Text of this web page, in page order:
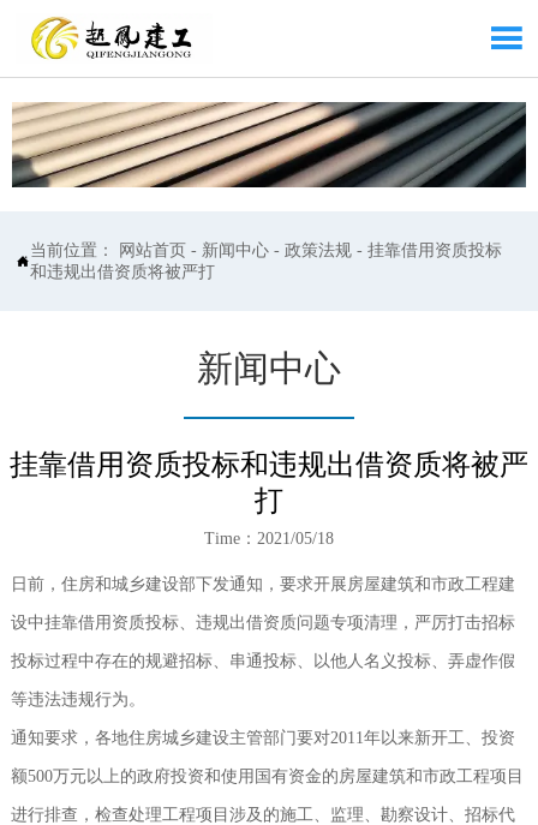


当前位置： 网站首页 - 新闻中心 -政策法规 -挂靠借用资质投标
和违规出借资质将被严打
新闻中心
挂靠借用资质投标和违规出借资质将被严
打
Time：2021/05/18
日前，住房和城乡建设部下发通知，要求开展房屋建筑和市政工程建
设中挂靠借用资质投标、违规出借资质问题专项清理，严厉打击招标
投标过程中存在的规避招标、串通投标、以他人名义投标、弄虚作假
等违法违规行为。
通知要求，各地住房城乡建设主管部门要对2011年以来新开工、投资
额500万元以上的政府投资和使用国有资金的房屋建筑和市政工程项目
进行排查，检查处理工程项目涉及的施工、监理、勘察设计、招标代